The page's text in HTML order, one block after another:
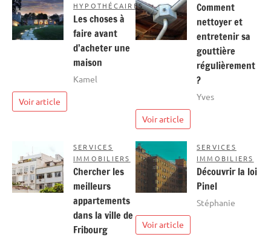
HYPOTHÉCAIRES
Les choses à
faire avant
d’acheter une
maison
Kamel
Voir article
Comment
nettoyer et
entretenir sa
gouttière
régulièrement
?
Yves
Voir article
SERVICES
IMMOBILIERS
Chercher les
meilleurs
appartements
dans la ville de
Fribourg
SERVICES
IMMOBILIERS
Découvrir la loi
Pinel
Stéphanie
Voir article